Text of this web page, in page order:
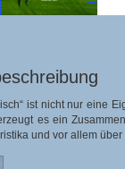
ist nicht nur eine
es ein
und vor allem